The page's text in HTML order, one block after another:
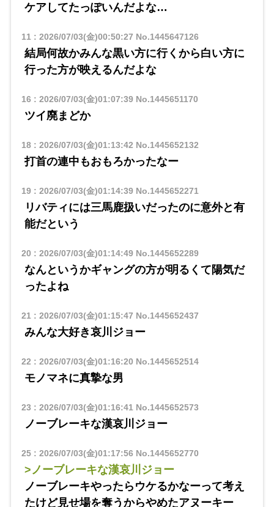
ケアしてたっぽいんだよな…
11 : 2026/07/03(金)00:50:27 No.1445647126
結局何故かみんな黒い方に行くから白い方に
行った方が映えるんだよな
16 : 2026/07/03(金)01:07:39No.1445651170
ツイ廃まどか
18: 2026/07/03(金)01:13:42 No.1445652132
打首の連中もおもろかったなー
19: 2026/07/03(金)01:14:39No.1445652271
リバティには三馬鹿扱いだったのに意外と有
能だという
20 : 2026/07/03(金)01:14:49No.1445652289
なんというかギャングの方が明るくて陽気だ
ったよね
21 : 2026/07/03(金)01:15:47 No.1445652437
みんな大好き哀川ジョー
22 : 2026/07/03(金)01:16:20 No.1445652514
モノマネに真摯な男
23 : 2026/07/03(金)01:16:41 No.1445652573
ノーブレーキな漢哀川ジョー
25: 2026/07/03(金)01:17:56 No.1445652770
>ノーブレーキな漢哀川ジョー
ノーブレーキやったらウケるかなーって考え
たけど見せ場を奪うからやめたアヌーキー